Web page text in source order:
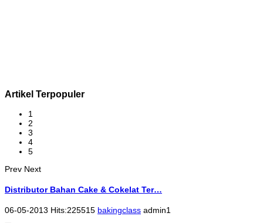
Artikel Terpopuler
1
2
3
4
5
Prev Next
Distributor Bahan Cake & Cokelat Ter…
06-05-2013 Hits:225515 bakingclass admin1